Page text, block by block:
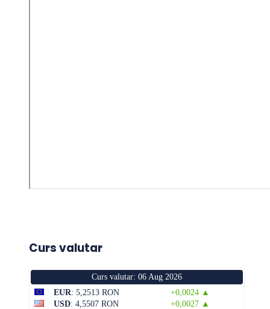
Curs valutar
Curs valutar: 06 Aug 2026
EUR: 5,2513 RON
+0,0024 ▲
USD: 4,5507 RON
+0,0027 ▲